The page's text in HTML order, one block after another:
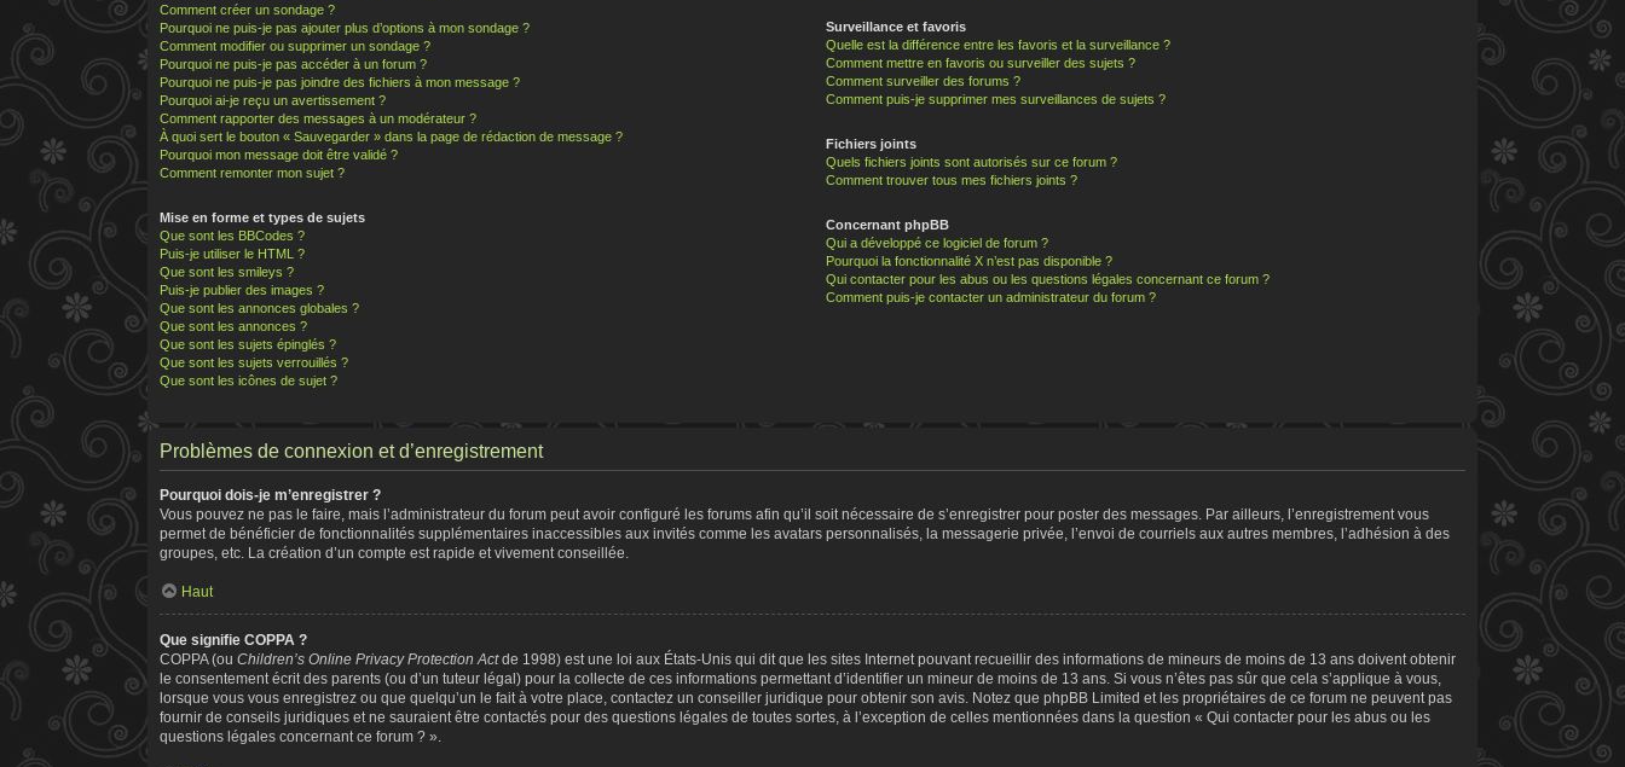
Comment créer un sondage ?
Pourquoi ne puis-je pas ajouter plus d’options à mon sondage ?
Comment modifier ou supprimer un sondage ?
Pourquoi ne puis-je pas accéder à un forum ?
Pourquoi ne puis-je pas joindre des fichiers à mon message ?
Pourquoi ai-je reçu un avertissement ?
Comment rapporter des messages à un modérateur ?
À quoi sert le bouton « Sauvegarder » dans la page de rédaction de message ?
Pourquoi mon message doit être validé ?
Comment remonter mon sujet ?
Mise en forme et types de sujets
Que sont les BBCodes ?
Puis-je utiliser le HTML ?
Que sont les smileys ?
Puis-je publier des images ?
Que sont les annonces globales ?
Que sont les annonces ?
Que sont les sujets épinglés ?
Que sont les sujets verrouillés ?
Que sont les icônes de sujet ?
Surveillance et favoris
Quelle est la différence entre les favoris et la surveillance ?
Comment mettre en favoris ou surveiller des sujets ?
Comment surveiller des forums ?
Comment puis-je supprimer mes surveillances de sujets ?
Fichiers joints
Quels fichiers joints sont autorisés sur ce forum ?
Comment trouver tous mes fichiers joints ?
Concernant phpBB
Qui a développé ce logiciel de forum ?
Pourquoi la fonctionnalité X n’est pas disponible ?
Qui contacter pour les abus ou les questions légales concernant ce forum ?
Comment puis-je contacter un administrateur du forum ?
Problèmes de connexion et d’enregistrement
Pourquoi dois-je m’enregistrer ?
Vous pouvez ne pas le faire, mais l’administrateur du forum peut avoir configuré les forums afin qu’il soit nécessaire de s’enregistrer pour poster des messages. Par ailleurs, l’enregistrement vous
permet de bénéficier de fonctionnalités supplémentaires inaccessibles aux invités comme les avatars personnalisés, la messagerie privée, l’envoi de courriels aux autres membres, l’adhésion à des
groupes, etc. La création d’un compte est rapide et vivement conseillée.
Haut
Que signifie COPPA ?
COPPA (ou Children’s Online Privacy Protection Actde 1998) est une loi aux États-Unis qui dit que les sites Internet pouvant recueillir des informations de mineurs de moins de 13 ans doivent obtenir
le consentement écrit des parents (ou d’un tuteur légal) pour la collecte de ces informations permettant d’identifier un mineur de moins de 13 ans. Si vous n’êtes pas sûr que cela s’applique à vous,
lorsque vous vous enregistrez ou que quelqu’un le fait à votre place, contactez un conseiller juridique pour obtenir son avis. Notez que phpBB Limited et les propriétaires de ce forum ne peuvent pas
fournir de conseils juridiques et ne sauraient être contactés pour des questions légales de toutes sortes, à l’exception de celles mentionnées dans la question « Qui contacter pour les abus ou les
questions légales concernant ce forum ? ».